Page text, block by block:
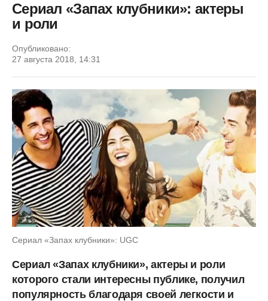
Сериал «Запах клубники»: актеры
и роли
Опубликовано:
27 августа 2018, 14:31
Сериал «Запах клубники»: UGC
Сериал «Запах клубники», актеры и роли
которого стали интересны публике, получил
популярность благодаря своей легкости и